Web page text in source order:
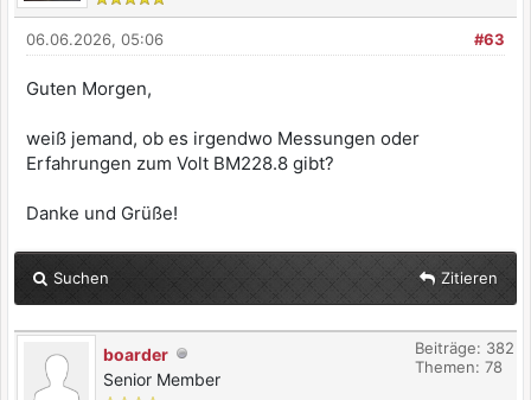
#63
06.06.2026, 05:06
Guten Morgen,
weiß jemand, ob es irgendwo Messungen oder
Erfahrungen zum Volt BM228.8 gibt?
Danke und Grüße!
Suchen Zitieren
boarder
Senior Member
Beiträge: 382
Themen: 78